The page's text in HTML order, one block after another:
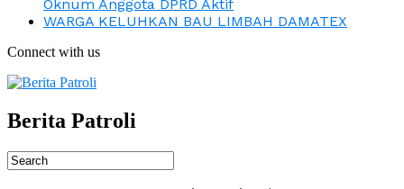
Oknum Anggota DPRD Aktif
WARGA KELUHKAN BAU LIMBAH DAMATEX
Connect with us
Berita Patroli